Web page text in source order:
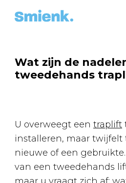
Wat zijn de
tweedehands
U overweegt een traplift
installeren, maar twijfelt
nieuwe of een
van een tweedehands